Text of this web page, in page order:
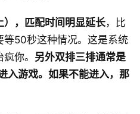
，匹配时间明显延长，比
50秒这种情况。这是系统
你。 另外双排三排通常是
入游戏。如果不能进入，那